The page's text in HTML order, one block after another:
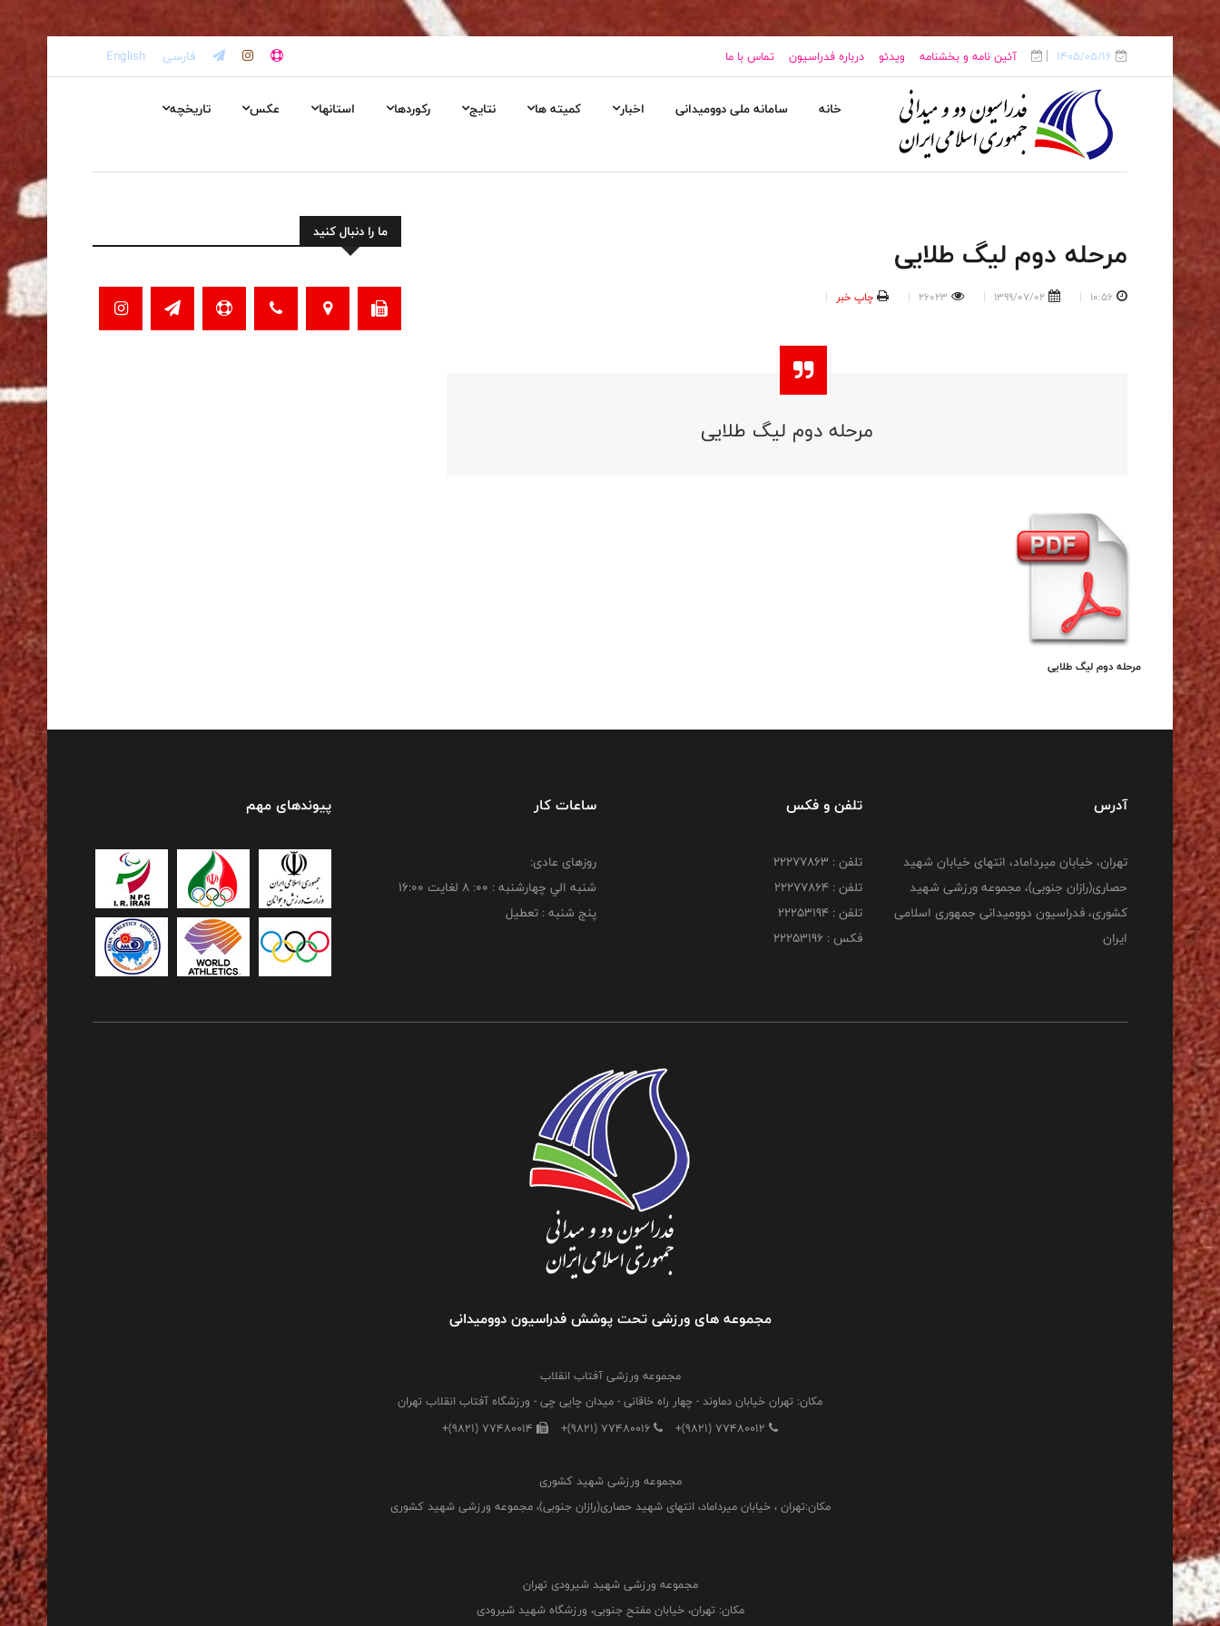
1405/05/16 آئین نامه و بخشنامه ویدئو درباره فدراسیون تماس با ما فارسی English
خانه سامانه ملی دوومیدانی اخبار کمیته ها نتایج رکوردها استانها عکس تاریخچه
مرحله دوم لیگ طلایی
10:56
1399/07/02
26023 چاپ خبر
مرحله دوم لیگ طلایی
مرحله دوم لیگ طلایی
ما را دنبال کنید
آدرس
تهران، خیابان میرداماد، انتهای خیابان شهید
حصاری(رازان جنوبی)، مجموعه ورزشی شهید
کشوری، فدراسیون دوومیدانی جمهوری اسلامی
ایران
تلفن و فکس
تلفن : 22277863
تلفن : 22277864
تلفن : 22253194
فکس : 22253196
ساعات کار
روزهای عادی:
شنبه الي چهارشنبه : 00: 8 لغايت 16:00
پنج شنبه : تعطیل
پیوندهای مهم
مجموعه های ورزشی تحت پوشش فدراسیون دوومیدانی
مجموعه ورزشی آفتاب انقلاب
مکان: تهران خیابان دماوند - چهار راه خاقانی - میدان چایی چی - ورزشگاه آفتاب انقلاب تهران
+(9821) 77480012
+(9821) 77480016
+(9821) 77480014
مجموعه ورزشی شهید کشوری
مکان:تهران ، خیابان میرداماد، انتهای شهید حصاری(رازان جنوبی)، مجموعه ورزشی شهید کشوری
مجموعه ورزشی شهید شیرودی تهران
مکان: تهران، خیابان مفتح جنوبی، ورزشگاه شهید شیرودی